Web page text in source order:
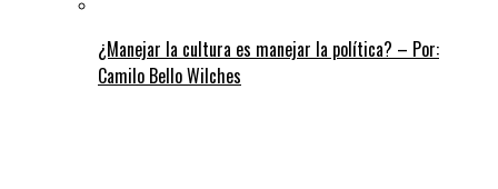
¿Manejar la cultura es manejar la política? – Por:
Camilo Bello Wilches